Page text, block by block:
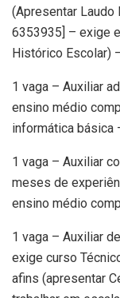
(Apresentar Laudo
6353935] – exige
Histórico Escolar)
1 vaga – Auxiliar
ensino médio
informática básica
1 vaga – Auxiliar
meses de
ensino médio
1 vaga – Auxiliar
exige curso
afins (apresentar